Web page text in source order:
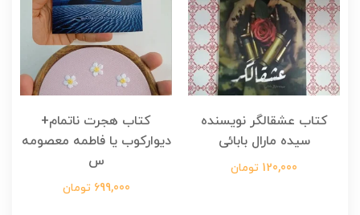
کتاب عشقالگر نویسنده
سیده مارال بابائی
120,000 تومان
کتاب هجرت ناتمام+
دیوارکوب یا فاطمه معصومه
س
699,000 تومان